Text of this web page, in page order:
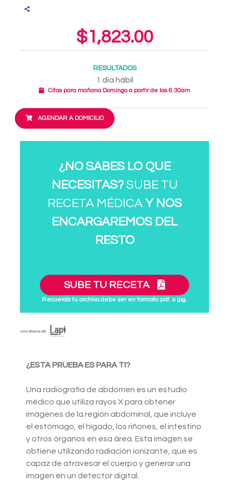
$1,823.00
RESULTADOS
1 día hábil
Citas para mañana Domingo a partir de las 6:30am
AGENDAR A DOMICILIO
¿NO SABES LO QUE
NECESITAS?SUBE TU
RECETA MÉDICA Y NOS
ENCARGAREMOS DEL
RESTO
SUBE TU RECETA
Recuerda tu archivo debe ser en formato pdf. o jpg.
¿ESTA PRUEBA ES PARA TI?
Una radiografía de abdomen es un estudio
médico que utiliza rayos X para obtener
imágenes de la región abdominal, que incluye
el estómago, el hígado, los riñones, el intestino
y otros órganos en esa área. Esta imagen se
obtiene utilizando radiación ionizante, que es
capaz de atravesar el cuerpo y generar una
imagen en un detector digital.